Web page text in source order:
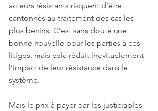
acteurs résistants risquent d’être
cantonnés au traitement des cas les
plus bénins. C’est sans doute une
bonne nouvelle pour les parties à ces
litiges, mais cela réduit inévitablement
l’impact de leur résistance dans le
système.
Mais le prix à payer par les justiciables